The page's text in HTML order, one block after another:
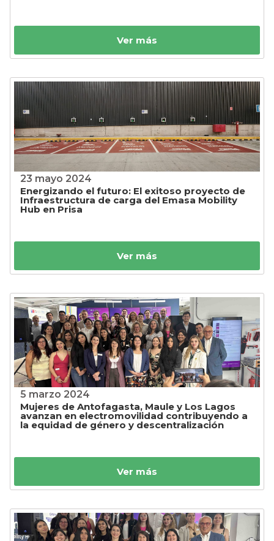
Ver más
23 mayo 2024
Energizando el futuro: El exitoso proyecto de
Infraestructura de carga del Emasa Mobility
Hub en Prisa
Ver más
5 marzo 2024
Mujeres de Antofagasta, Maule y Los Lagos
avanzan en electromovilidad contribuyendo a
la equidad de género y descentralización
Ver más